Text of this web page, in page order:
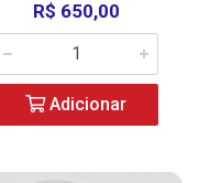
R$ 650,00
Adicionar